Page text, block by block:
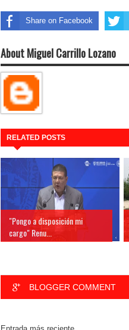
Share on Facebook
About Miguel Carrillo Lozano
RELATED POSTS
"Pongo a disposición mi
cargo" Renu...
BLOGGER COMMENT